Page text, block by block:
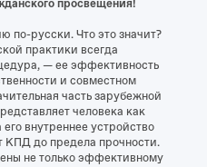
зарубежной
устройство
прочности.
эффективному
взгляд
будущего»;
Анастасии
о передовых